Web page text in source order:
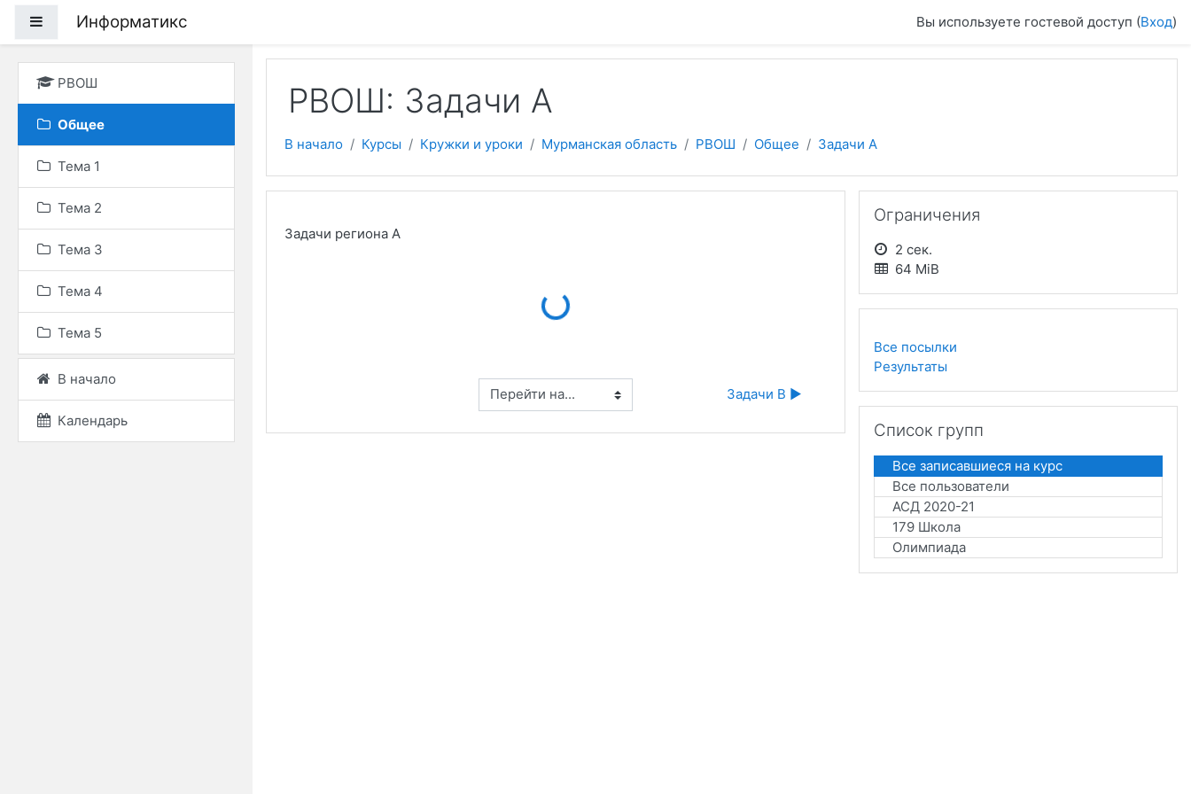
Боковая панель
Информатикс Вы используете гостевой доступ (Вход)
РВОШ
Общее
Тема 1
Тема 2
Тема 3
Тема 4
Тема 5
В начало
Календарь
РВОШ: Задачи A
В начало Курсы Кружки и уроки Мурманская область РВОШ Общее Задачи A
Задачи региона А
Loading...
Перейти на... Задачи B ▶︎
Ограничения
2 сек.
64 MiB
Все посылки
Результаты
Список групп
Все записавшиеся на курс
Все пользователи
АСД 2020-21
179 Школа
Олимпиада